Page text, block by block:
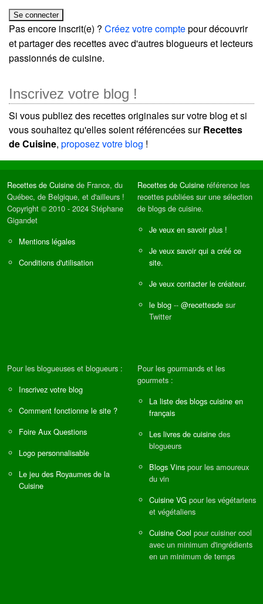
Pas encore inscrit(e) ? Créez votre comptepour découvrir
et partager des recettes avec d'autres blogueurs et lecteurs
passionnés de cuisine.
Inscrivez votre blog !
Si vous publiez des recettes originales sur votre blog et si
vous souhaitez qu'elles soient référencées surRecettes
de Cuisine, proposez votre blog !
Recettes de Cuisine de France, du
Québec, de Belgique, et d'ailleurs !
Copyright © 2010 - 2024 Stéphane
Gigandet
Mentions légales
Conditions d'utilisation
Recettes de Cuisine référence les
recettes publiées sur une sélection
de blogs de cuisine.
Je veux en savoir plus !
Je veux savoir qui a créé ce
site.
Je veux contacter le créateur.
le blog -- @recettesde sur
Twitter
Pour les blogueuses et blogueurs :
Inscrivez votre blog
Comment fonctionne le site ?
Foire Aux Questions
Logo personnalisable
Le jeu des Royaumes de la
Cuisine
Pour les gourmands et les
gourmets :
La liste des blogs cuisine en
français
Les livres de cuisine des
blogueurs
Blogs Vins pour les amoureux
du vin
Cuisine VG pour les végétariens
et végétaliens
Cuisine Cool pour cuisiner cool
avec un minimum d'ingrédients
en un minimum de temps